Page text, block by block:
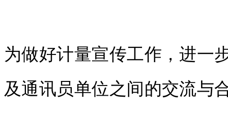
为做好计量宣传工作，进一
及通讯员单位之间的交流与